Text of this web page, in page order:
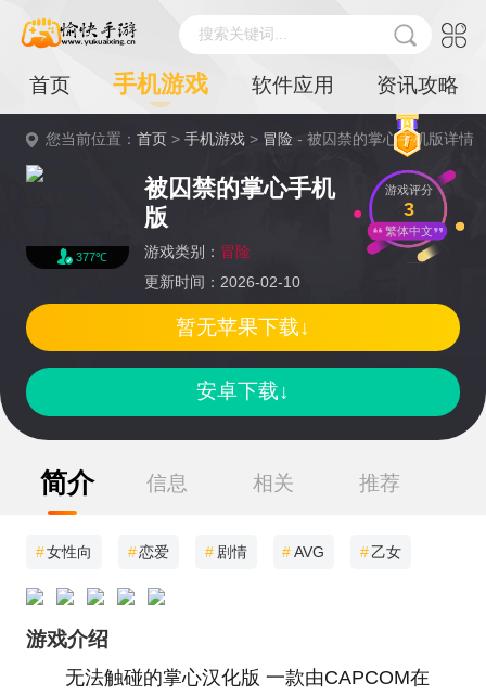
搜索关键词...
首页 手机游戏 软件应用 资讯攻略
您当前位置：首页 >手机游戏 > 冒险 - 被囚禁的掌心手机版详情
377℃
被囚禁的掌心手机
版
游戏类别： 冒险
更新时间：2026-02-10
游戏评分
3
繁体中文
安卓下载↓
暂无苹果下载↓
简介 信息 相关 推荐
#女性向 #恋爱 # 剧情 #AVG #乙女
游戏介绍
无法触碰的掌心汉化版 一款由CAPCOM在